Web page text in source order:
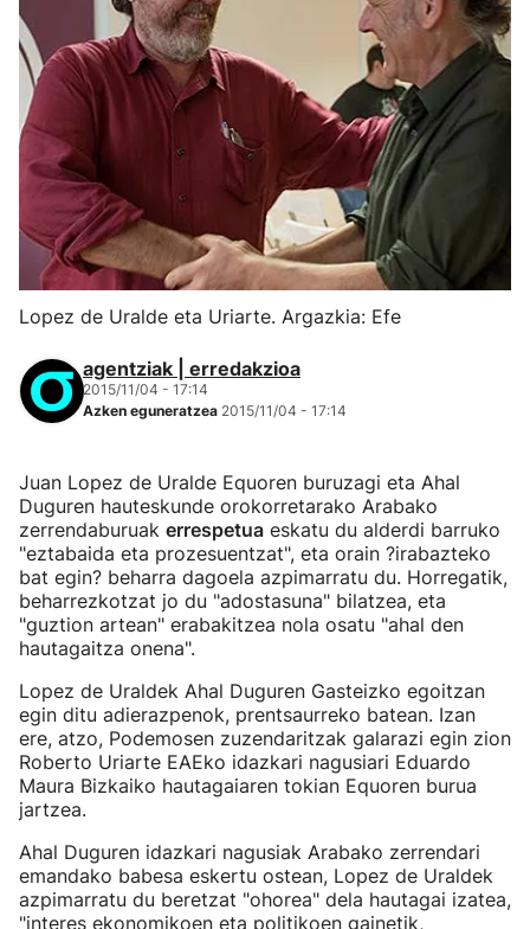
Lopez de Uralde eta Uriarte. Argazkia: Efe
agentziak | erredakzioa
2015/11/04 - 17:14
Azken eguneratzea 2015/11/04 - 17:14
Juan Lopez de Uralde Equoren buruzagi eta Ahal
Duguren hauteskunde orokorretarako Arabako
zerrendaburuak errespetua eskatu du alderdi barruko
"eztabaida eta prozesuentzat", eta orain ?irabazteko
bat egin? beharra dagoela azpimarratu du. Horregatik,
beharrezkotzat jo du "adostasuna" bilatzea, eta
"guztion artean" erabakitzea nola osatu "ahal den
hautagaitza onena".
Lopez de Uraldek Ahal Duguren Gasteizko egoitzan
egin ditu adierazpenok, prentsaurreko batean. Izan
ere, atzo, Podemosen zuzendaritzak galarazi egin zion
Roberto Uriarte EAEko idazkari nagusiari Eduardo
Maura Bizkaiko hautagaiaren tokian Equoren burua
jartzea.
Ahal Duguren idazkari nagusiak Arabako zerrendari
emandako babesa eskertu ostean, Lopez de Uraldek
azpimarratu du beretzat "ohorea" dela hautagai izatea,
"interes ekonomikoen eta politikoen gainetik,